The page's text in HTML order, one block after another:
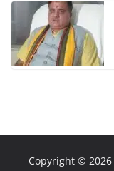
Copyright © 2026